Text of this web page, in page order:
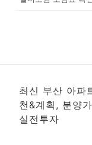
최신 부산 아파
천&계획, 분양
실전